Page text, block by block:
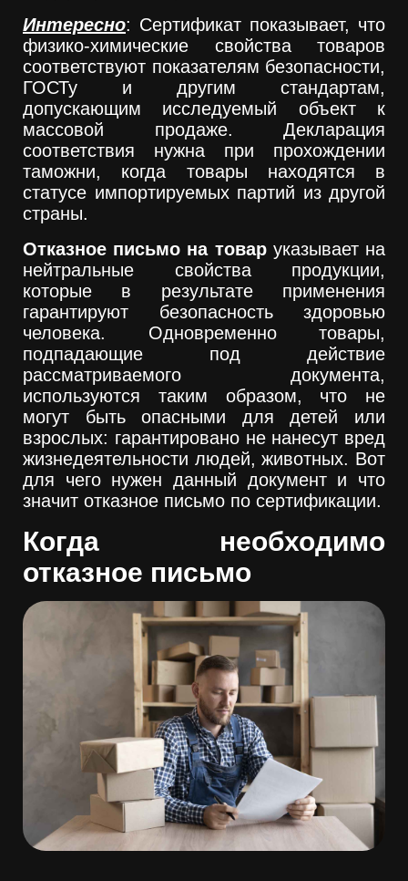
Интересно: Сертификат показывает, что
физико-химические свойства товаров
соответствуют показателям безопасности,
ГОСТу и другим стандартам,
допускающим исследуемый объект к
массовой продаже. Декларация
соответствия нужна при прохождении
таможни, когда товары находятся в
статусе импортируемых партий из другой
страны.
Отказное письмо на товаруказывает на
нейтральные свойства продукции,
которые в результате применения
гарантируют безопасность здоровью
человека. Одновременно товары,
подпадающие под действие
рассматриваемого документа,
используются таким образом, что не
могут быть опасными для детей или
взрослых: гарантировано не нанесут вред
жизнедеятельности людей, животных. Вот
для чего нужен данный документ и что
значит отказное письмо по сертификации.
Когда необходимо
отказное письмо